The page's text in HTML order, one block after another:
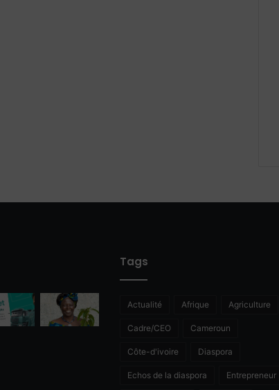
Tags
Actualité Afrique Agriculture
Cadre/CEO Cameroun
Côte-d'ivoire Diaspora
Echos de la diaspora Entrepreneur